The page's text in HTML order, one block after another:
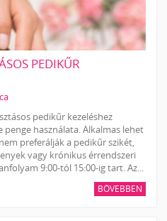
PEDIKŰR
pedikűr kezeléshez
penge használata. Alkalmas lehet
preferálják a pedikűr szikét,
vagy krónikus érrendszeri
9:00-tól 15:00-ig tart. Az...
BŐVEBBEN